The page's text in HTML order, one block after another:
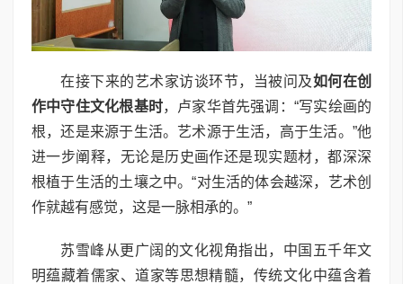
在接下来的艺术家访谈环节，当被问及如何在创
作中守住文化根基时，卢家华首先强调：“写实绘画的
根，还是来源于生活。艺术源于生活，高于生活。”他
进一步阐释，无论是历史画作还是现实题材，都深深
根植于生活的土壤之中。“对生活的体会越深，艺术创
作就越有感觉，这是一脉相承的。”
苏雪峰从更广阔的文化视角指出，中国五千年文
明蕴藏着儒家、道家等思想精髓，传统文化中蕴含着